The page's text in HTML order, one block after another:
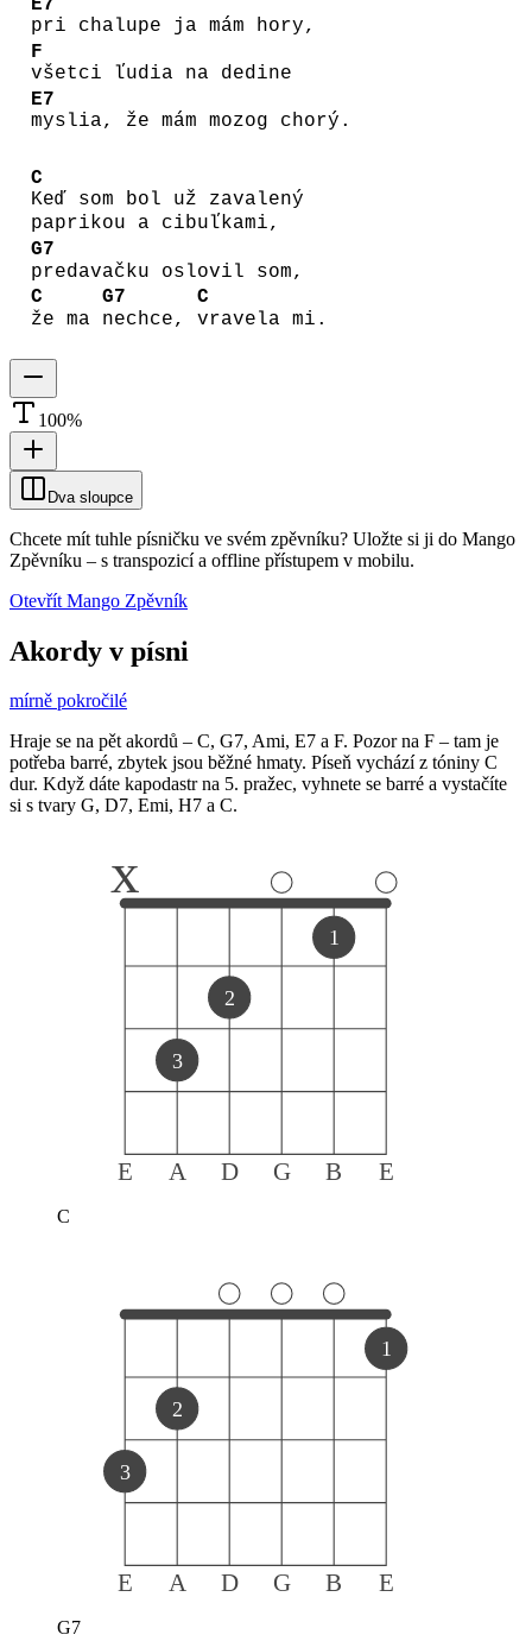
E7
pri chalupe ja mám hory,
F
všetci ľudia na dedine
E7
myslia, že mám mozog chorý.
C
Keď som bol už zavalený
paprikou a cibuľkami,
G7
predavačku oslovil som,
C
že ma
G7
nechce,
C
vravela mi.
100%
Dva sloupce
Chcete mít tuhle písničku ve svém zpěvníku? Uložte si ji do Mango
Zpěvníku – s transpozicí a offline přístupem v mobilu.
Otevřít Mango Zpěvník
Akordy v písni
mírně pokročilé
Hraje se na pět akordů – C, G7, Ami, E7 a F. Pozor na F – tam je
potřeba barré, zbytek jsou běžné hmaty. Píseň vychází z tóniny C
dur. Když dáte kapodastr na 5. pražec, vyhnete se barré a vystačíte
si s tvary G, D7, Emi, H7 a C.
E A D G B E
x
3
2
1
C
E A D G B E
3
2
1
G7